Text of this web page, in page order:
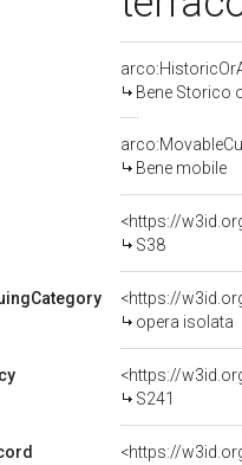
Bene Storico
Bene mobile
<https://
S38
<https://
opera isolata
<https://
S241
<https://